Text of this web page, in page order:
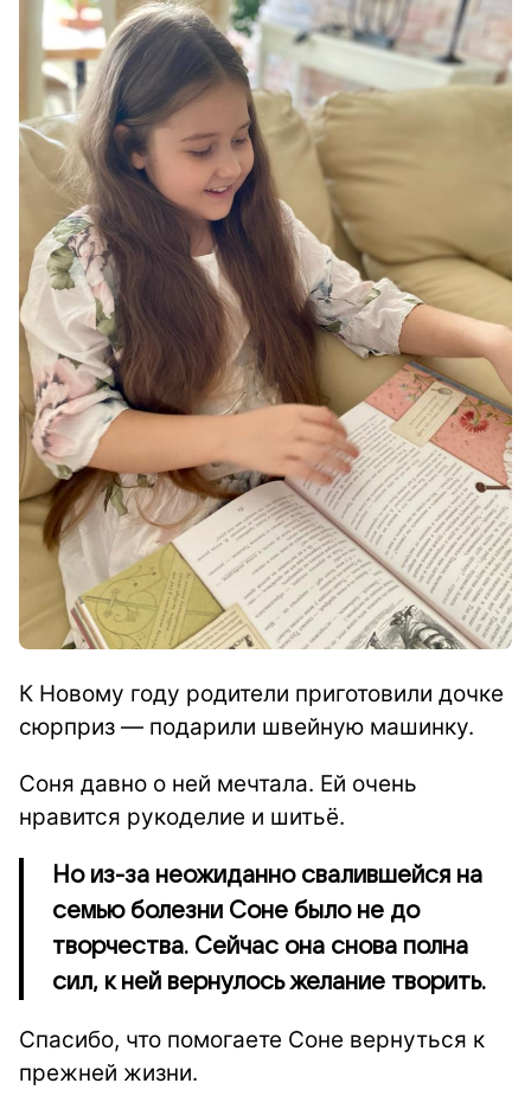
К Новому году родители приготовили дочке
сюрприз — подарили швейную машинку.
Соня давно о ней мечтала. Ей очень
нравится рукоделие и шитьё.
Но из-за неожиданно свалившейся на
семью болезни Соне было не до
творчества. Сейчас она снова полна
сил, к ней вернулось желание творить.
Спасибо, что помогаете Соне вернуться к
прежней жизни.